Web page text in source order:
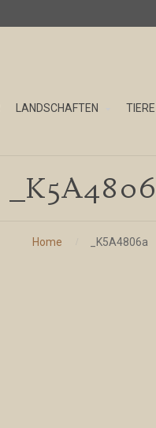
LANDSCHAFTEN TIERE
Home _K5A4806a